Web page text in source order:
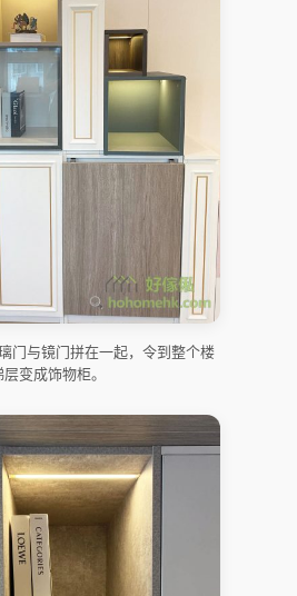
门与镜门拼在一起，令到整个楼
层变成饰物柜。